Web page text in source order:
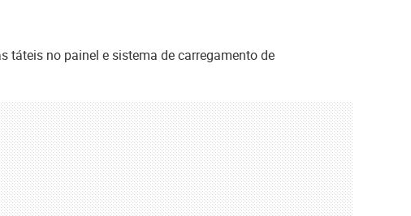
táteis no painel e sistema de carregamento de